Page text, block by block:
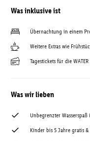
Was inklusive ist
Übernachtung in einem
Weitere Extras wie
Tagestickets für die WATER
Was wir lieben
Unbegrenzter
Kinder bis 5 Jahre gratis